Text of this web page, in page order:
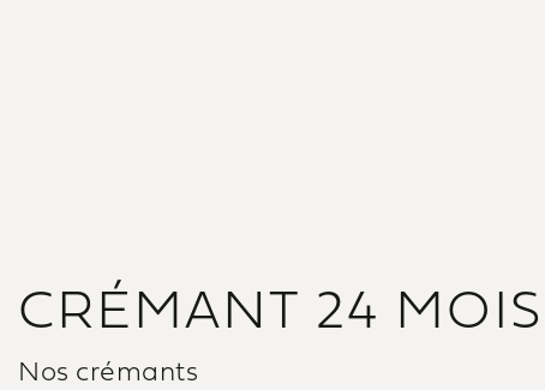
CRÉMANT 24 MOIS
Nos crémants